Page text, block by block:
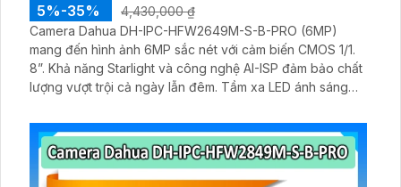
5%-35%
4,430,000 ₫
Camera Dahua DH-IPC-HFW2649M-S-B-PRO (6MP)
mang đến hình ảnh 6MP sắc nét với cảm biến CMOS 1/1.
8”. Khả năng Starlight và công nghệ AI-ISP đảm bảo chất
lượng vượt trội cả ngày lẫn đêm. Tầm xa LED ánh sáng